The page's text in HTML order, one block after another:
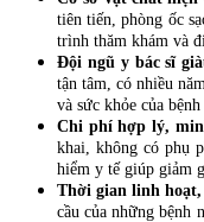
tiên tiến, phòng ốc
trình thăm khám và
Đội ngũ y bác sĩ
tận tâm, có nhiều
và sức khỏe của bệnh
Chi phí hợp lý,
khai, không có phụ
hiểm y tế giúp giảm
Thời gian linh
cầu của những bệnh